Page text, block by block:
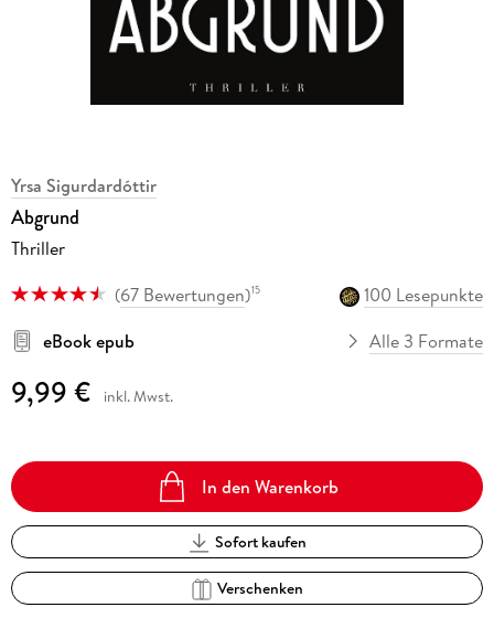
Yrsa Sigurdardóttir
Abgrund
Thriller
(67 Bewertungen)15
100 Lesepunkte
eBook epub
Alle 3 Formate
9,99 € inkl. Mwst.
In den Warenkorb
Sofort kaufen
Verschenken